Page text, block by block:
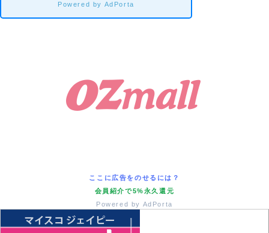
Powered by AdPorta
ここに広告をのせるには？
会員紹介で5%永久還元
Powered by AdPorta